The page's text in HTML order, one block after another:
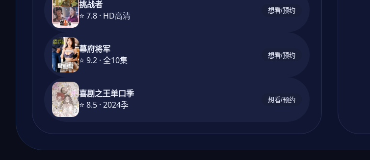
挑战者
⭐ 7.8 · HD高清
想看/预约
幕府将军
⭐ 9.2 · 全10集
想看/预约
喜剧之王单口季
⭐ 8.5 · 2024季
想看/预约